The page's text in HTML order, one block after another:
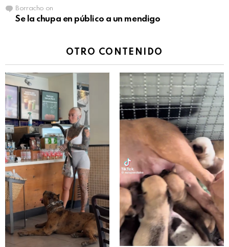
Borracho on
Se la chupa en público a un mendigo
OTRO CONTENIDO